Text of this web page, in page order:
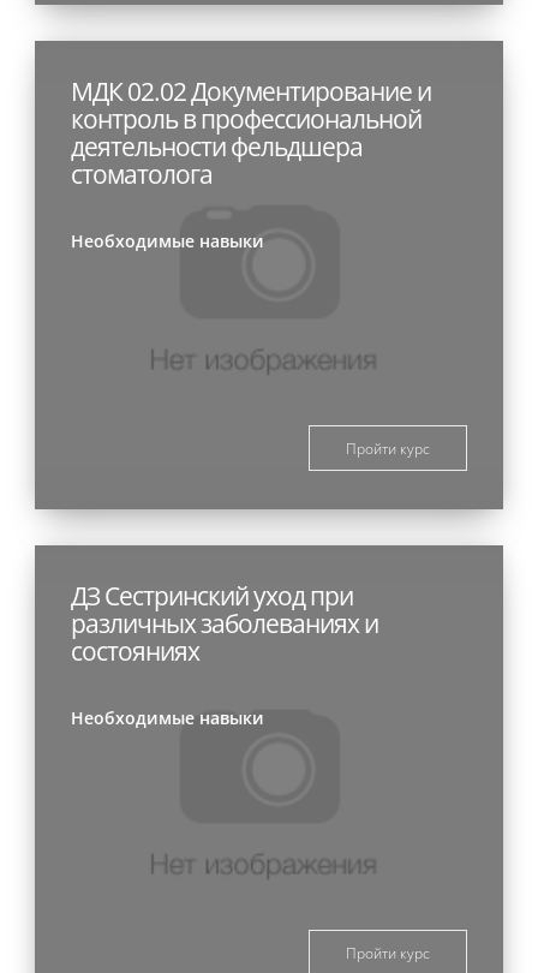
МДК 02.02 Документирование и
контроль в профессиональной
деятельности фельдшера
стоматолога
Необходимые навыки
Пройти курс
ДЗ Сестринский уход при
различных заболеваниях и
состояниях
Необходимые навыки
Пройти курс